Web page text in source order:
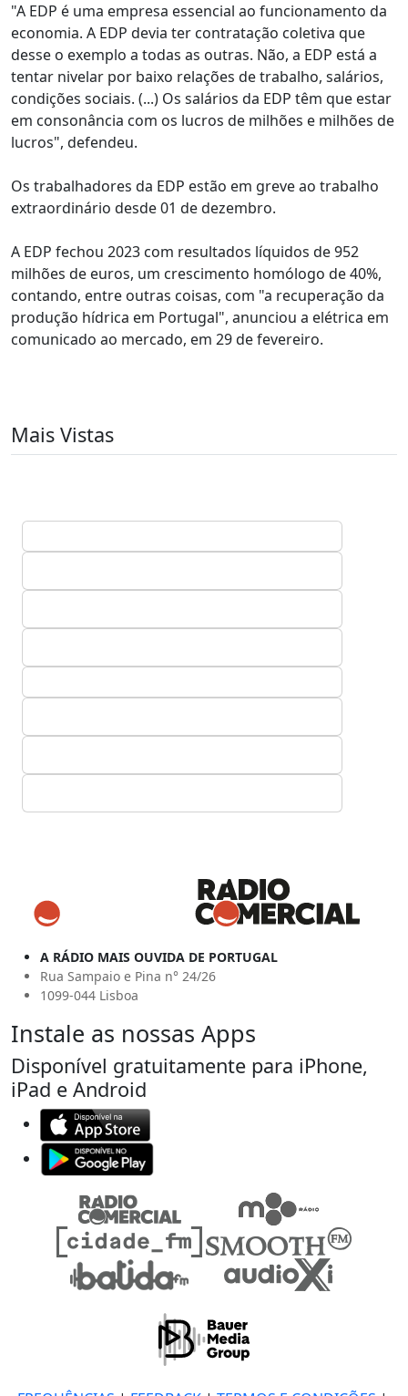
"A EDP é uma empresa essencial ao funcionamento da
economia. A EDP devia ter contratação coletiva que
desse o exemplo a todas as outras. Não, a EDP está a
tentar nivelar por baixo relações de trabalho, salários,
condições sociais. (...) Os salários da EDP têm que estar
em consonância com os lucros de milhões e milhões de
lucros", defendeu.
Os trabalhadores da EDP estão em greve ao trabalho
extraordinário desde 01 de dezembro.
A EDP fechou 2023 com resultados líquidos de 952
milhões de euros, um crescimento homólogo de 40%,
contando, entre outras coisas, com "a recuperação da
produção hídrica em Portugal", anunciou a elétrica em
comunicado ao mercado, em 29 de fevereiro.
Mais Vistas
A RÁDIO MAIS OUVIDA DE PORTUGAL
Rua Sampaio e Pina n° 24/26
1099-044 Lisboa
Instale as nossas Apps
Disponível gratuitamente para iPhone,
iPad e Android